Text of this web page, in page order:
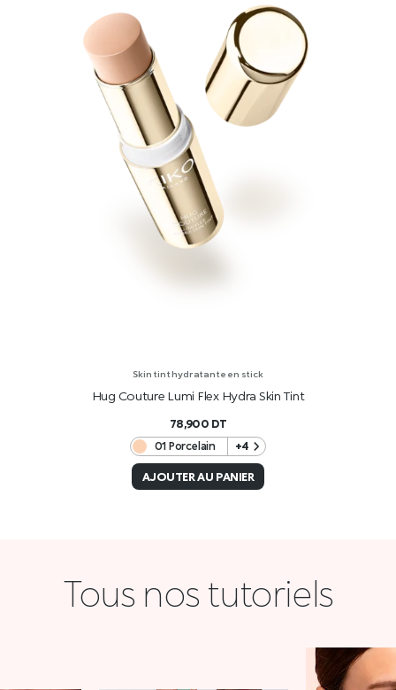
Skin tint hydratante en stick
Hug Couture Lumi Flex Hydra Skin Tint
78,900 DT
01 Porcelain
+4
AJOUTER AU PANIER
Tous nos tutoriels